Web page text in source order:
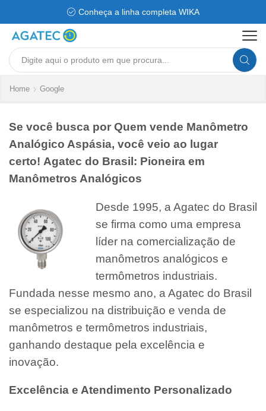
Conheça a linha completa WIKA
Search
Home Google
Se você busca por Quem vende Manômetro
Analógico Aspásia, você veio ao lugar
certo! Agatec do Brasil: Pioneira em
Manômetros Analógicos
Desde 1995, a Agatec do Brasil
se firma como uma empresa
líder na comercialização de
manômetros analógicos e
termômetros industriais.
Fundada nesse mesmo ano, a Agatec do Brasil
se especializou na distribuição e venda de
manômetros e termômetros industriais,
ganhando destaque pela excelência e
inovação.
Excelência e Atendimento Personalizado